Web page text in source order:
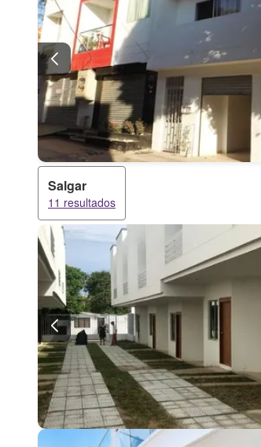
Salgar
11 resultados